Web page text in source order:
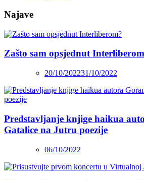
Najave
Zašto sam opsjednut
20/10/202231/10/2022
Predstavljanje knjige haikua
Gatalice na Jutru poezije
06/10/2022